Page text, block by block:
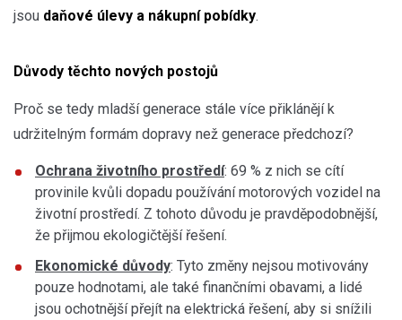
jsou daňové úlevy a nákupní pobídky.
Důvody těchto nových postojů
Proč se tedy mladší generace stále více přiklánějí k
udržitelným formám dopravy než generace předchozí?
Ochrana životního prostředí: 69 % z nich se cítí
provinile kvůli dopadu používání motorových vozidel na
životní prostředí. Z tohoto důvodu je pravděpodobnější,
že přijmou ekologičtější řešení.
Ekonomické důvody: Tyto změny nejsou motivovány
pouze hodnotami, ale také finančními obavami, a lidé
jsou ochotnější přejít na elektrická řešení, aby si snížili